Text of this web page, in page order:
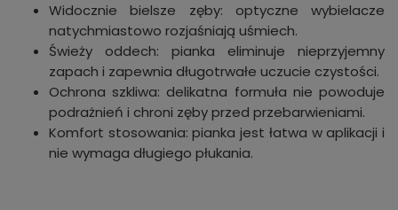
Widocznie bielsze zęby: optyczne wybielacze
natychmiastowo rozjaśniają uśmiech.
Świeży oddech: pianka eliminuje nieprzyjemny
zapach i zapewnia długotrwałe uczucie czystości.
Ochrona szkliwa: delikatna formuła nie powoduje
podrażnień i chroni zęby przed przebarwieniami.
Komfort stosowania: pianka jest łatwa w aplikacji i
nie wymaga długiego płukania.